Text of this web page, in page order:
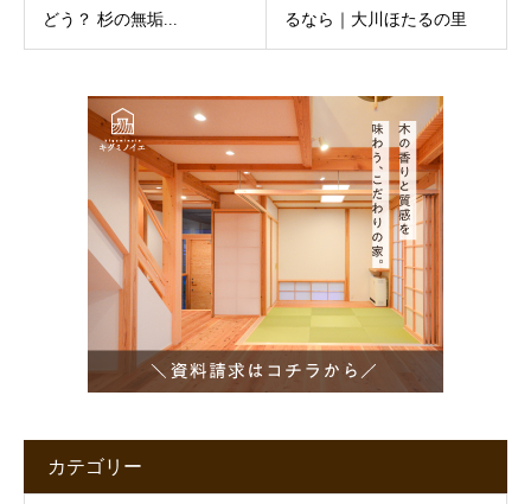
どう？ 杉の無垢...
るなら｜大川ほたるの里
カテゴリー